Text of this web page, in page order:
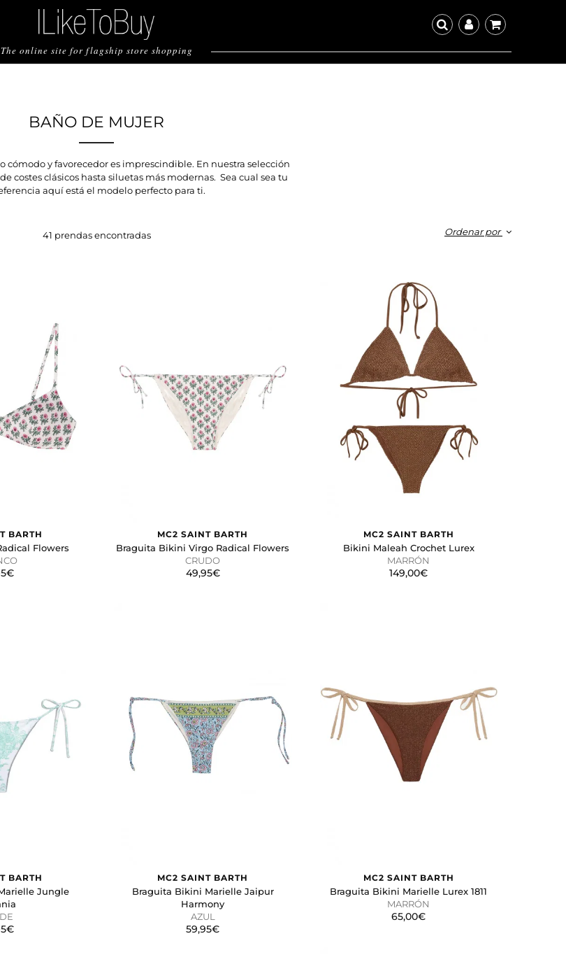
The online site for flagship store shopping
BAÑO DE MUJER
cómodo y favorecedor es imprescindible. En nuestra selección
costes clásicos hasta siluetas más modernas. Sea cual sea tu
aquí está el modelo perfecto para ti.
41 prendas encontradas Ordenar por
BARTH
Flowers
MC2 SAINT BARTH
Braguita Bikini Virgo Radical Flowers
CRUDO
49,95€
MC2 SAINT BARTH
Bikini Maleah Crochet Lurex
MARRÓN
149,00€
BARTH
Jungle
MC2 SAINT BARTH
Braguita Bikini Marielle Jaipur
Harmony
AZUL
59,95€
MC2 SAINT BARTH
Braguita Bikini Marielle Lurex 1811
MARRÓN
65,00€